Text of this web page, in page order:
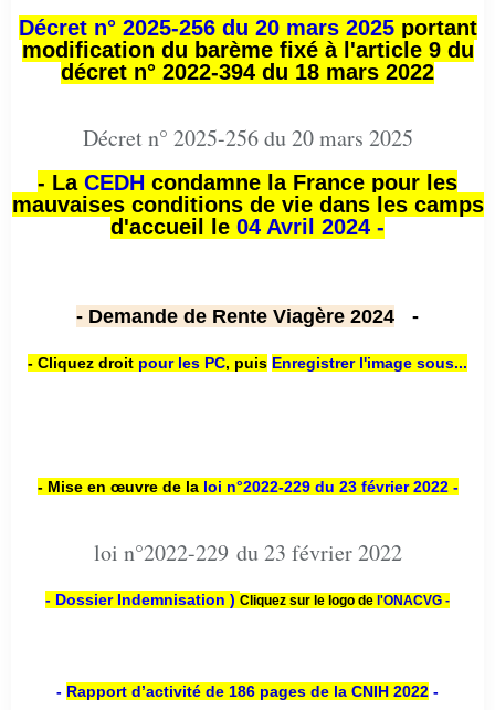
Décret n° 2025-256 du 20 mars 2025portant
modification du barème fixé à l'article 9 du
décret n° 2022-394 du 18 mars 2022
Décret n° 2025-256 du 20 mars 2025
- La CEDH condamne la France pour les
mauvaises conditions de vie dans les camps
d'accueil le 04 Avril 2024 -
- Demande de Rente Viagère 2024 -
- Cliquez droit pour les PC, puis Enregistrer l'image sous...
- Mise en œuvre de la loi n°2022-229 du 23 février 2022 -
loi n°2022-229 du 23 février 2022
- Dossier Indemnisation ) Cliquez sur le logo de l'ONACVG -
- Rapport d’activité de 186 pages de la CNIH 2022 -